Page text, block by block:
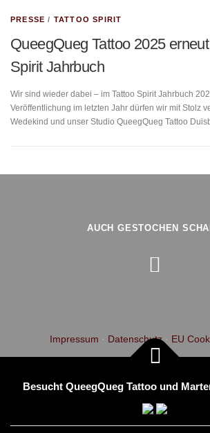
PRESSE / TATTOO SPIRIT
QueegQueg Tattoo 2025
Spirit Jahrbuch
Wir sind wieder dabei – im Tattoo Spirit Jahrbuch
Veröffentlichung im letzten Jahr dürfen wir mit Stolz
Wedekind und unser Studio QueegQueg Tattoo
AUCH GESTOCHEN
Impressum · Datenschutz· EU
Besucht QueegQueg Tattoo und